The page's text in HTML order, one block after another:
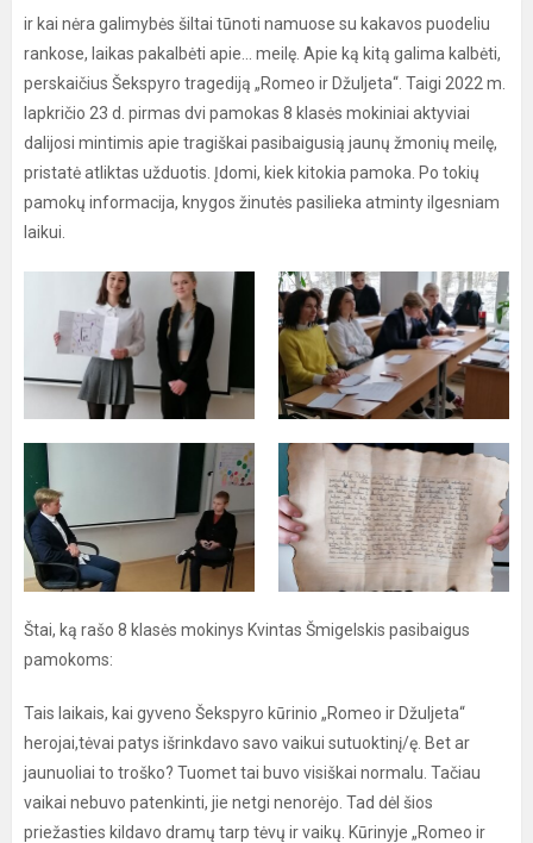
ir kai nėra galimybės šiltai tūnoti namuose su kakavos puodeliu
rankose, laikas pakalbėti apie... meilę. Apie ką kitą galima kalbėti,
perskaičius Šekspyro tragediją „Romeo ir Džuljeta“. Taigi 2022 m.
lapkričio 23 d. pirmas dvi pamokas 8 klasės mokiniai aktyviai
dalijosi mintimis apie tragiškai pasibaigusią jaunų žmonių meilę,
pristatė atliktas užduotis. Įdomi, kiek kitokia pamoka. Po tokių
pamokų informacija, knygos žinutės pasilieka atminty ilgesniam
laikui.
Štai, ką rašo 8 klasės mokinys Kvintas Šmigelskis pasibaigus
pamokoms:
Tais laikais, kai gyveno Šekspyro kūrinio „Romeo ir Džuljeta“
herojai,tėvai patys išrinkdavo savo vaikui sutuoktinį/ę. Bet ar
jaunuoliai to troško? Tuomet tai buvo visiškai normalu. Tačiau
vaikai nebuvo patenkinti, jie netgi nenorėjo. Tad dėl šios
priežasties kildavo dramų tarp tėvų ir vaikų. Kūrinyje „Romeo ir